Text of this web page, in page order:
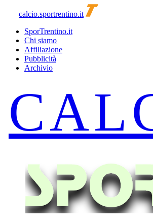
calcio.sportrentino.it
SporTrentino.it
Chi siamo
Affiliazione
Pubblicità
Archivio